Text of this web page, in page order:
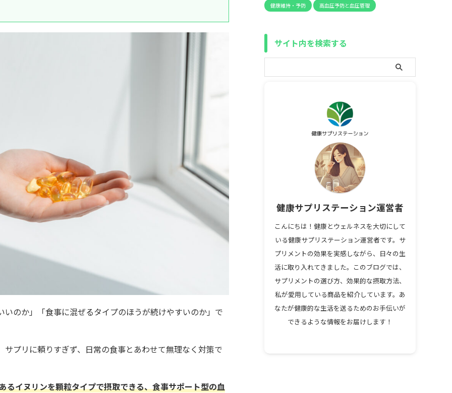
のか」「食事に混ぜるタイプのほうが続けやすいのか」で
プリに頼りすぎず、日常の食事とあわせて無理なく対策で
るイヌリンを顆粒タイプで摂取できる、食事サポート型の血
健康維持・予防 高血圧予防と血圧管理
サイト内を検索する
健康サプリステーション運営者
こんにちは！健康とウェルネスを大切にして
いる健康サプリステーション運営者です。サ
プリメントの効果を実感しながら、日々の生
活に取り入れてきました。このブログでは、
サプリメントの選び方、効果的な摂取方法、
私が愛用している商品を紹介しています。あ
なたが健康的な生活を送るためのお手伝いが
できるような情報をお届けします！